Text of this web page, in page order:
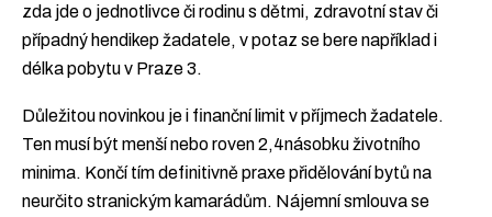
zda jde o jednotlivce či rodinu s dětmi, zdravotní stav či
případný hendikep žadatele, v potaz se bere například i
délka pobytu v Praze 3.
Důležitou novinkou je i finanční limit v příjmech žadatele.
Ten musí být menší nebo roven 2,4násobku životního
minima. Končí tím definitivně praxe přidělování bytů na
neurčito stranickým kamarádům. Nájemní smlouva se